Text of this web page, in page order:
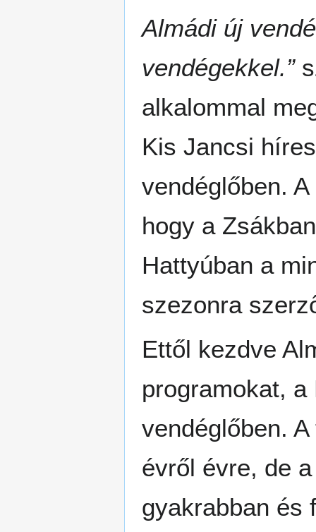
Almádi új
vendégekkel.”
alkalommal
Kis Jancsi
vendéglőben.
hogy a
Hattyúban a
szezonra
Ettől kezdve
programokat,
vendéglőben.
évről évre, de
gyakrabban és